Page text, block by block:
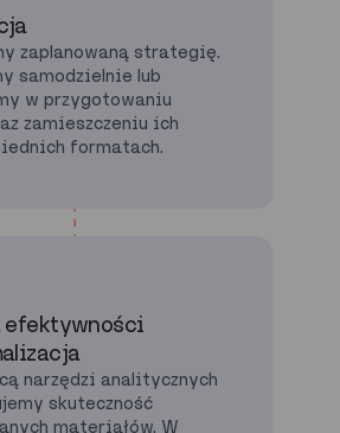
zaplanowaną strategię.
samodzielnie lub
w przygotowaniu
zamieszczeniu ich
formatach.
efektywności
narzędzi analitycznych
skuteczność
materiałów. W